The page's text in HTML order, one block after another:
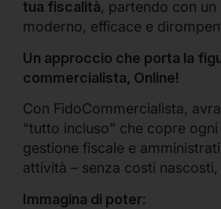
tua fiscalità, partendo con
moderno, efficace e
Un approccio che porta la
commercialista, Online!
Con FidoCommercialista,
“tutto incluso” che copre
gestione fiscale e
attività – senza costi
Immagina di poter: